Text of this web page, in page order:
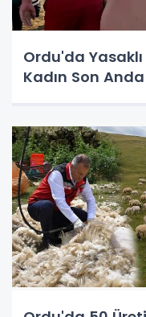
Ordu'da
Kadın Son